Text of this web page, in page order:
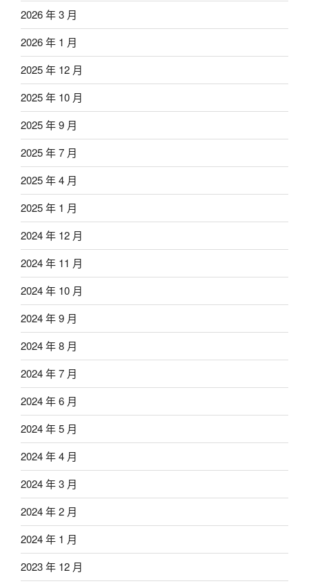
2026 年 3 月
2026 年 1 月
2025 年 12 月
2025 年 10 月
2025 年 9 月
2025 年 7 月
2025 年 4 月
2025 年 1 月
2024 年 12 月
2024 年 11 月
2024 年 10 月
2024 年 9 月
2024 年 8 月
2024 年 7 月
2024 年 6 月
2024 年 5 月
2024 年 4 月
2024 年 3 月
2024 年 2 月
2024 年 1 月
2023 年 12 月